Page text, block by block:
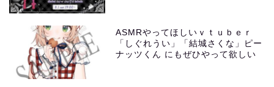
ASMRやってほしいｖｔｕｂｅｒ
「しぐれうい」「結城さくな」ピー
ナッツくん にもぜひやって欲しい